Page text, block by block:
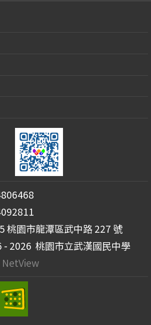
桃園市龍潭區武中路 227 號
- 2026 桃園市立武漢國民中學
NetView